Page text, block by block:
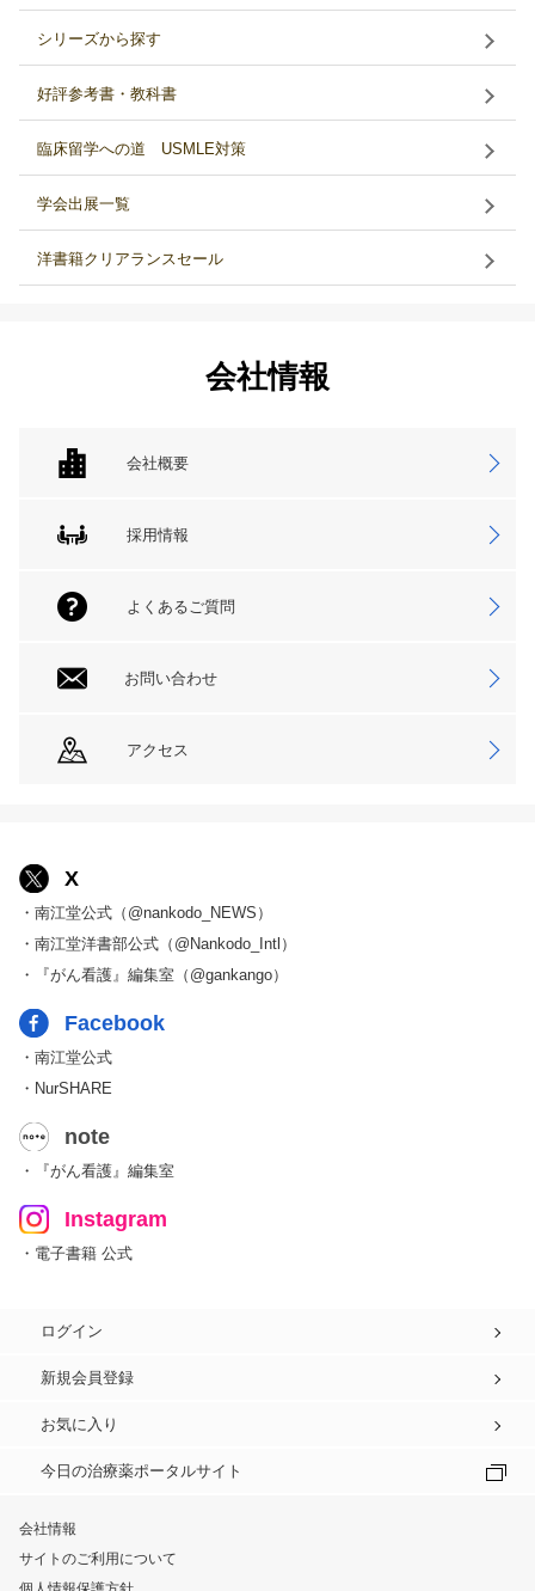
シリーズから探す
好評参考書・教科書
臨床留学への道 USMLE対策
学会出展一覧
洋書籍クリアランスセール
会社情報
会社概要
採用情報
よくあるご質問
お問い合わせ
アクセス
X
・南江堂公式（@nankodo_NEWS）
・南江堂洋書部公式（@Nankodo_Intl）
・『がん看護』編集室（@gankango）
Facebook
・南江堂公式
・NurSHARE
note
・『がん看護』編集室
Instagram
・電子書籍 公式
ログイン
新規会員登録
お気に入り
今日の治療薬ポータルサイト
会社情報
サイトのご利用について